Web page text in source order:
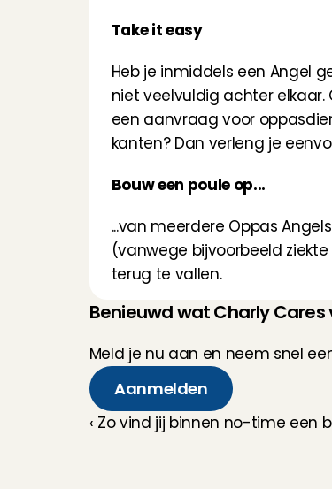
Take it easy
Heb je inmiddels een Angel
niet veelvuldig achter elkaar.
een aanvraag voor
kanten? Dan verleng je
Bouw een poule op...
...van meerdere Oppas
(vanwege bijvoorbeeld
terug te vallen.
Benieuwd wat Charly
Meld je nu aan en neem snel
Aanmelden
‹ Zo vind jij binnen no-time een